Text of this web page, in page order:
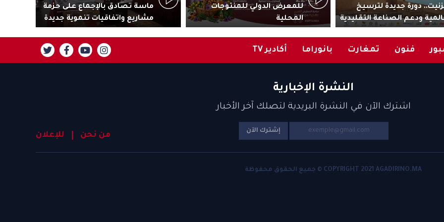
دورة جديدة لترسيخ
ودعم الصناعة التقليدية
للمعرض الدولي للمنتوجات
المحلية
ماسة تصادق بالإجماع على حزمة
مشاريع واتفاقيات تنموية جديدة
فنون تمغارت بانوراما أكادير TV
النشرة الإخبارية
اشترك الآن في النشرة البريدية لتصلك آخر الأخبار
إشترك الآن من نحن للإعلان
COPYRIGHT 2021 AGADIRINO.MA © جميع الحقوق محفوظة